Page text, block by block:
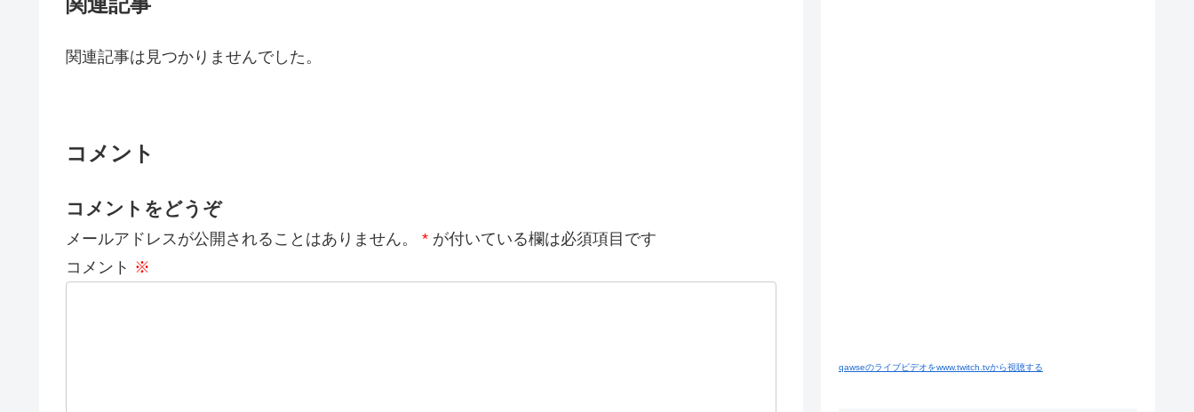
関連記事は見つかりませんでした。
コメント
コメントをどうぞ
メールアドレスが公開されることはありません。 * が付いている欄は必須項目です
コメント ※
qawseのライブビデオをwww.twitch.tvから視聴する